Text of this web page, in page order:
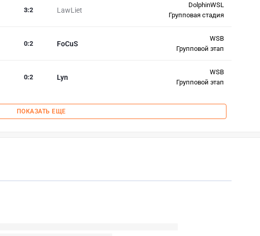
LawLiet
3:2
DolphinWSL
Групповая стадия
FoCuS
0:2
WSB
Групповой этап
Lyn
0:2
WSB
Групповой этап
ПОКАЗАТЬ ЕЩЕ